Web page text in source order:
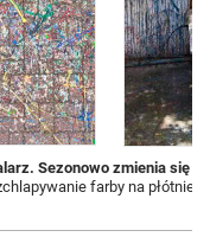
Sezonowo zmienia się
farby na płótnie